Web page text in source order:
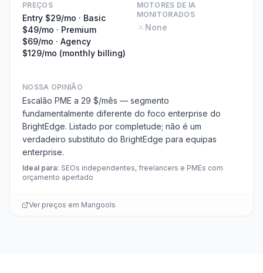
PREÇOS
Entry $29/mo · Basic
$49/mo · Premium
$69/mo · Agency
$129/mo (monthly billing)
MOTORES DE IA
MONITORADOS
None
NOSSA OPINIÃO
Escalão PME a 29 $/mês — segmento
fundamentalmente diferente do foco enterprise do
BrightEdge. Listado por completude; não é um
verdadeiro substituto do BrightEdge para equipas
enterprise.
Ideal para: SEOs independentes, freelancers e PMEs com
orçamento apertado
Ver preços em Mangools